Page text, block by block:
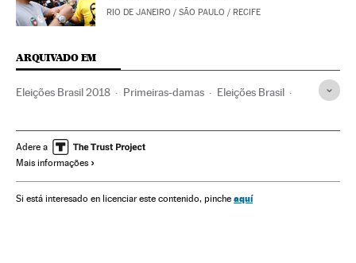
RIO DE JANEIRO / SÃO PAULO / RECIFE
ARQUIVADO EM
Eleições Brasil 2018 Primeiras-damas Eleições Brasil
América Latina América
Posse Presidente Brasil
Presidente Brasil Presidência Brasil Atos políticos
Adere a
Mais informações
Si está interesado en licenciar este contenido, pinche aquí